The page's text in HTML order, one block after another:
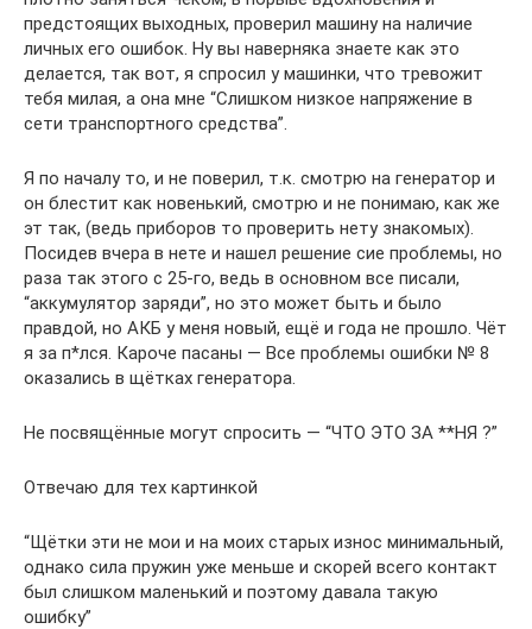
предстоящих выходных, проверил машину на наличие
личных его ошибок. Ну вы наверняка знаете как это
делается, так вот, я спросил у машинки, что тревожит
тебя милая, а она мне “Слишком низкое напряжение в
сети транспортного средства”.
Я по началу то, и не поверил, т.к. смотрю на генератор и
он блестит как новенький, смотрю и не понимаю, как же
эт так, (ведь приборов то проверить нету знакомых).
Посидев вчера в нете и нашел решение сие проблемы, но
раза так этого с 25-го, ведь в основном все писали,
“аккумулятор заряди”, но это может быть и было
правдой, но АКБ у меня новый, ещё и года не прошло. Чёт
я за п*лся. Кароче пасаны — Все проблемы ошибки № 8
оказались в щётках генератора.
Не посвящённые могут спросить — “ЧТО ЭТО ЗА **НЯ ?”
Отвечаю для тех картинкой
“Щётки эти не мои и на моих старых износ минимальный,
однако сила пружин уже меньше и скорей всего контакт
был слишком маленький и поэтому давала такую
ошибку”